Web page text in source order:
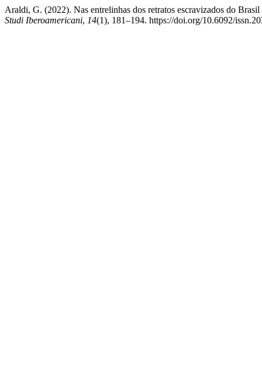
Araldi, G. (2022). Nas entrelinhas dos retratos escravizados do
Studi Iberoamericani, 14(1), 181–194. https://doi.org/10.6092/